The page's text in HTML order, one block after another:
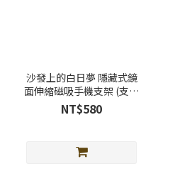
沙發上的白日夢 隱藏式鏡
面伸縮磁吸手機支架 (支援
Magsafe)
NT$580